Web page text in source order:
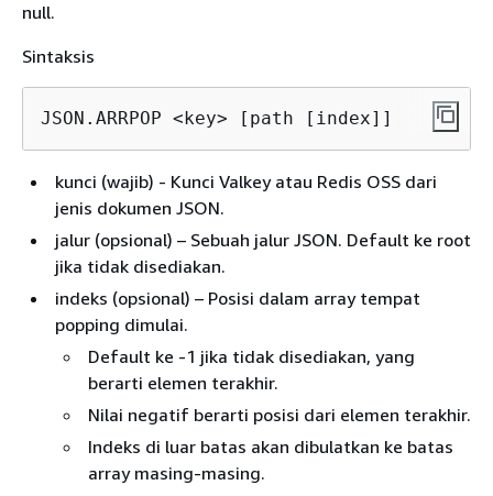
null.
Sintaksis
JSON.ARRPOP <key> [path [index]]
kunci (wajib) - Kunci Valkey atau Redis OSS dari
jenis dokumen JSON.
jalur (opsional) – Sebuah jalur JSON. Default ke root
jika tidak disediakan.
indeks (opsional) – Posisi dalam array tempat
popping dimulai.
Default ke -1 jika tidak disediakan, yang
berarti elemen terakhir.
Nilai negatif berarti posisi dari elemen terakhir.
Indeks di luar batas akan dibulatkan ke batas
array masing-masing.